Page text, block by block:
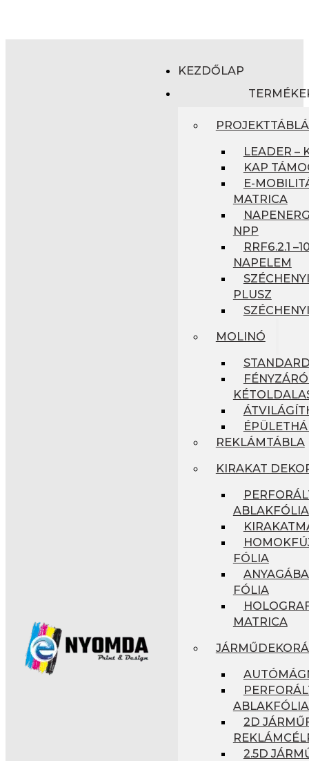
KEZDŐLAP
LEADER –
KAP
E-
MATRICA
NPP
RRF6.2.1
NAPELEM
PLUSZ
MOLINÓ
REKLÁMTÁBLA
KIRAKAT
ABLAKFÓLIA
FÓLIA
FÓLIA
MATRICA
ABLAKFÓLIA
2D
2.5D